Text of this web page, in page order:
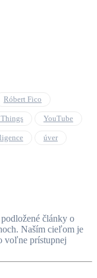
Róbert Fico
Things YouTube
úver
články o
Naším cieľom je
voľne prístupnej